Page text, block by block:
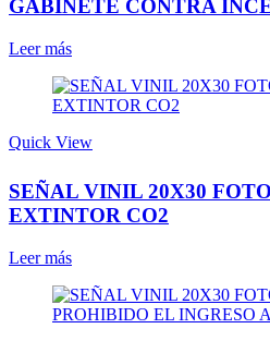
GABINETE CONTRA
Leer más
Quick View
SEÑAL VINIL 20X30
EXTINTOR CO2
Leer más